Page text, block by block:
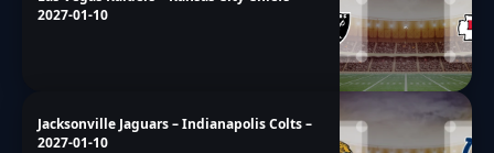
2027-01-10
Jacksonville Jaguars – Indianapolis Colts –
2027-01-10